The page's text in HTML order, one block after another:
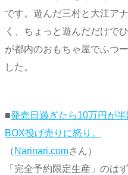
です。遊んだ三村と大江ア
く、ちょっと遊んだだけで
が都内のおもちゃ屋でふつ
した。
■発売日過ぎたら10万円が
BOX投げ売りに怒り。
（ Narinari.comさん）
「完全予約限定生産」のは